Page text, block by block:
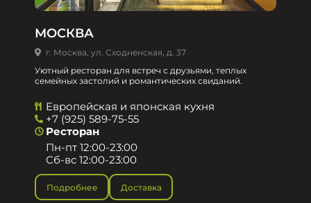
МОСКВА
г. Москва, ул. Сходненская, д. 37
Уютный ресторан для встреч с друзьями, теплых
семейных застолий и романтических свиданий.
Европейская и японская кухня
+7 (925) 589-75-55
Ресторан
Пн-пт 12:00-23:00
Сб-вс 12:00-23:00
Подробнее Доставка